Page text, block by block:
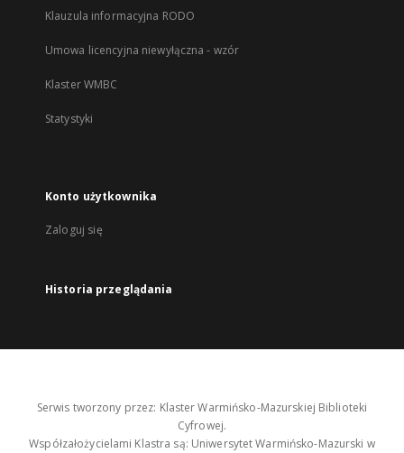
Klauzula informacyjna RODO
Umowa licencyjna niewyłączna - wzór
Klaster WMBC
Statystyki
Konto użytkownika
Zaloguj się
Historia przeglądania
Serwis tworzony przez: Klaster Warmińsko-Mazurskiej Biblioteki
Cyfrowej.
Współzałożycielami Klastra są: Uniwersytet Warmińsko-Mazurski w